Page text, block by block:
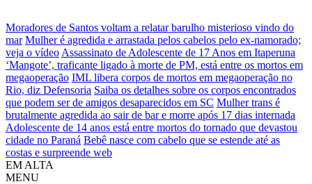
Moradores de Santos voltam a relatar barulho misterioso vindo do
mar Mulher é agredida e arrastada pelos cabelos pelo ex-namorado;
veja o vídeo Assassinato de Adolescente de 17 Anos em Itaperuna
‘Mangote’, traficante ligado à morte de PM, está entre os mortos em
megaoperação IML libera corpos de mortos em megaoperação no
Rio, diz Defensoria Saiba os detalhes sobre os corpos encontrados
que podem ser de amigos desaparecidos em SC Mulher trans é
brutalmente agredida ao sair de bar e morre após 17 dias internada
Adolescente de 14 anos está entre mortos do tornado que devastou
cidade no Paraná Bebê nasce com cabelo que se estende até as
costas e surpreende web
EM ALTA
MENU